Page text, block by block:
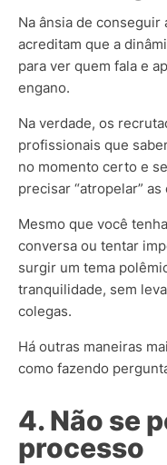
Na ânsia de conseguir
acreditam que a
para ver quem fala e
engano.
Na verdade, os
profissionais que
no momento certo e
precisar “atropelar”
Mesmo que você
conversa ou tentar
surgir um tema
tranquilidade, sem
colegas.
Há outras maneiras
como fazendo
4. Não se
processo